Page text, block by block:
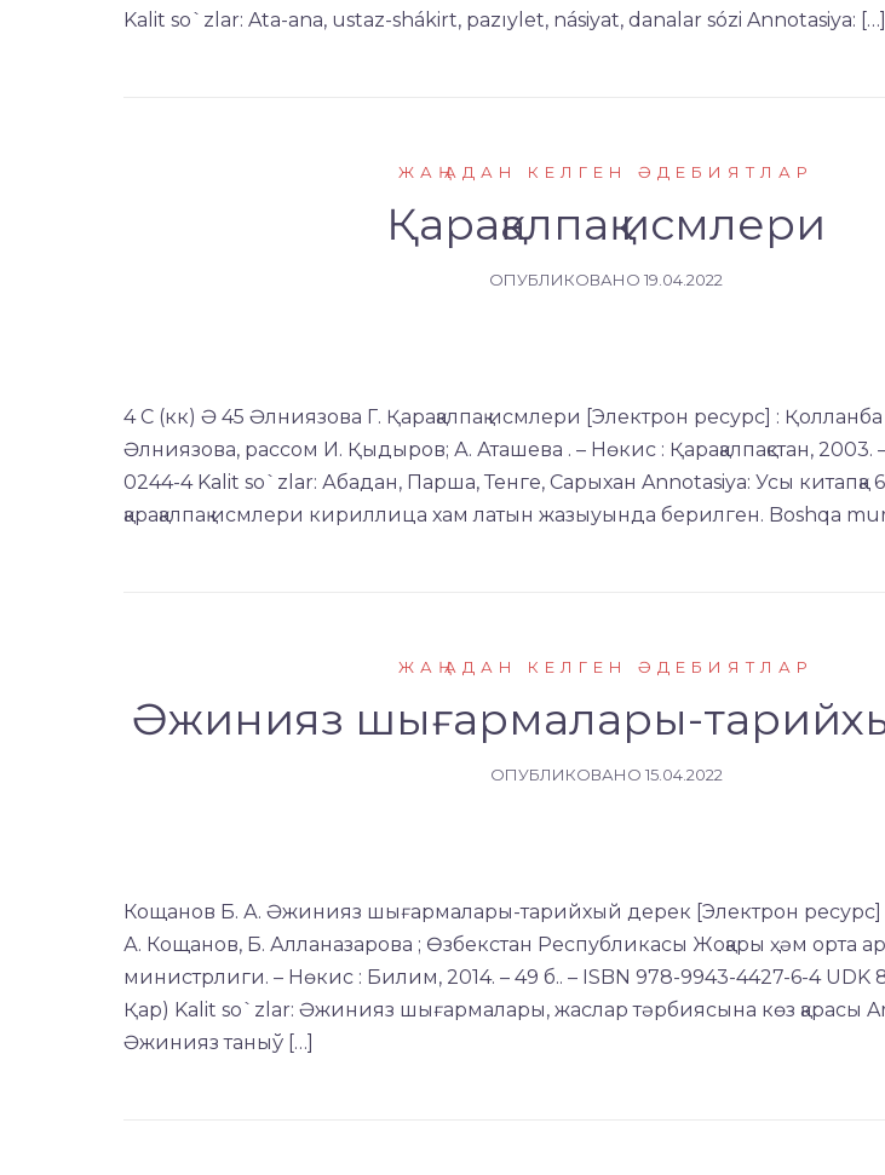
Kalit so`zlar: Ata-ana, ustaz-shákirt, pazıylet, násiyat, danalar sózi Annotasiya: […]
ЖАҢАДАН КЕЛГЕН ӘДЕБИЯТЛАР
Қарақалпақ исмлери
ОПУБЛИКОВАНО19.04.2022
4 С (кк) Ә 45 Әлниязова Г. Қарақалпақ исмлери [Электрон ресурс] : Қолланба
Әлниязова, рассом И. Қыдыров; А. Аташева . – Нөкис : Қарақалпақстан, 2003.
0244-4 Kalit so`zlar: Абадан, Парша, Тенге, Сарыхан Annotasiya: Усы китапқа
қарақалпақ исмлери кириллица хам латын жазыуында берилген. Boshqa
ЖАҢАДАН КЕЛГЕН ӘДЕБИЯТЛАР
Әжинияз шығармалары-
ОПУБЛИКОВАНО 15.04.2022
Кощанов Б. А. Әжинияз шығармалары-тарийхый дерек [Электрон ресурс] :
А. Кощанов, Б. Алланазарова ; Өзбекстан Республикасы Жоқары ҳәм орта
министрлиги. – Нөкис : Билим, 2014. – 49 б.. – ISBN 978-9943-4427-6-4 UDK
Қар) Kalit so`zlar: Әжинияз шығармалары, жаслар тәрбиясына көз қарасы
Әжинияз таныў […]